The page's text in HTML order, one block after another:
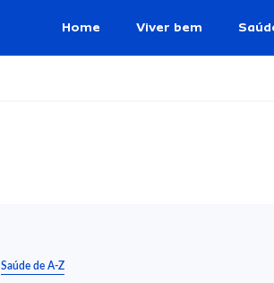
Home Viver bem
Saúde de A-Z